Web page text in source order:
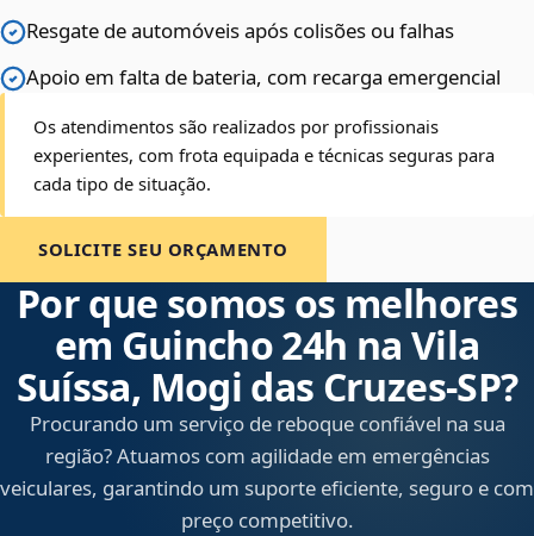
Resgate de automóveis após colisões ou falhas
Apoio em falta de bateria, com recarga emergencial
Os atendimentos são realizados por profissionais
experientes, com frota equipada e técnicas seguras para
cada tipo de situação.
SOLICITE SEU ORÇAMENTO
Por que somos os melhores
em Guincho 24h na Vila
Suíssa, Mogi das Cruzes‑SP?
Procurando um serviço de reboque confiável na sua
região? Atuamos com agilidade em emergências
veiculares, garantindo um suporte eficiente, seguro e com
preço competitivo.